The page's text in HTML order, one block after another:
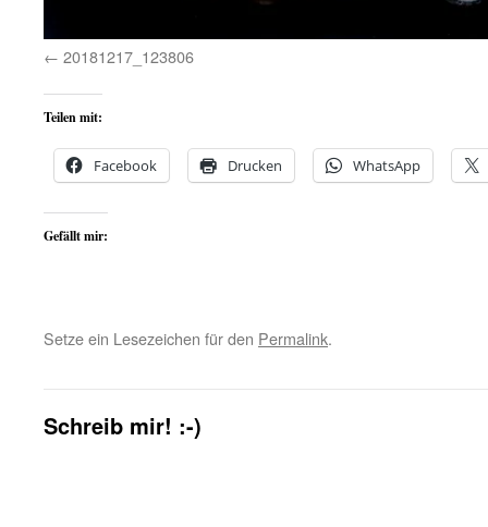
20181217_123806
Teilen mit:
Facebook Drucken WhatsApp
Gefällt mir:
Setze ein Lesezeichen für den Permalink.
Schreib mir! :-)